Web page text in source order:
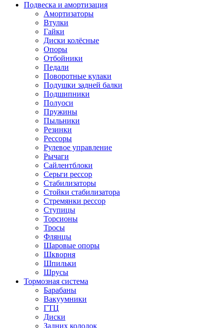
Подвеска и амортизация
Амортизаторы
Втулки
Гайки
Диски колёсные
Опоры
Отбойники
Педали
Поворотные кулаки
Подушки задней балки
Подшипники
Полуоси
Пружины
Пыльники
Резинки
Рессоры
Рулевое управление
Рычаги
Сайлентблоки
Серьги рессор
Стабилизаторы
Стойки стабилизатора
Стремянки рессор
Ступицы
Торсионы
Тросы
Флянцы
Шаровые опоры
Шкворня
Шпильки
Шрусы
Тормозная система
Барабаны
Вакуумники
ГТЦ
Диски
Задних колодок